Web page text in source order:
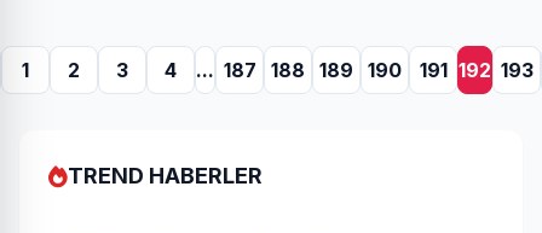
1 2 3 4 ... 187 188 189 190 191 192 193
TREND HABERLER